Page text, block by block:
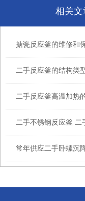
相关文
搪瓷反应釜的维修和
二手反应釜高温加热
常年供应二手卧螺沉